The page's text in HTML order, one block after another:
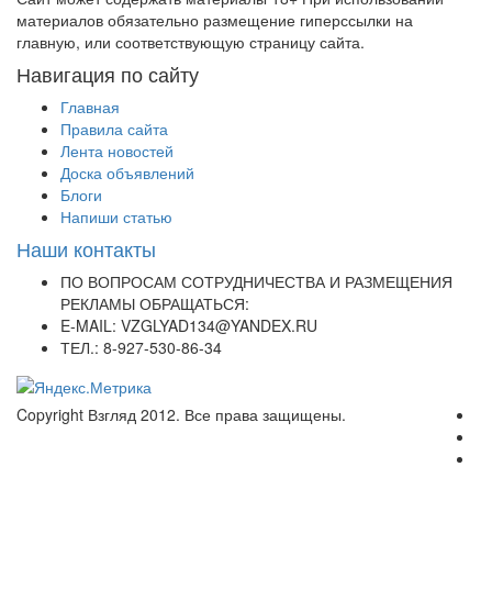
материалов обязательно размещение гиперссылки на
главную, или соответствующую страницу сайта.
Навигация по сайту
Главная
Правила сайта
Лента новостей
Доска объявлений
Блоги
Напиши статью
Наши контакты
ПО ВОПРОСАМ СОТРУДНИЧЕСТВА И РАЗМЕЩЕНИЯ
РЕКЛАМЫ ОБРАЩАТЬСЯ:
E-MAIL: VZGLYAD134@YANDEX.RU
ТЕЛ.: 8-927-530-86-34
Copyright Взгляд 2012. Все права защищены.